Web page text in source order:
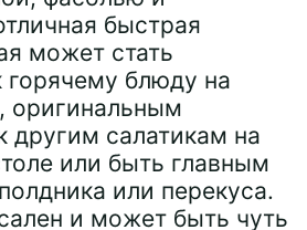
быстрая
может стать
блюду на
оригинальным
другим салатикам на
или быть главным
или перекуса.
и может быть чуть